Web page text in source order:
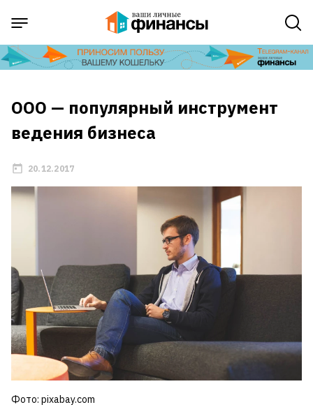
ООО — популярный инструмент
ведения бизнеса
20.12.2017
Фото: pixabay.com